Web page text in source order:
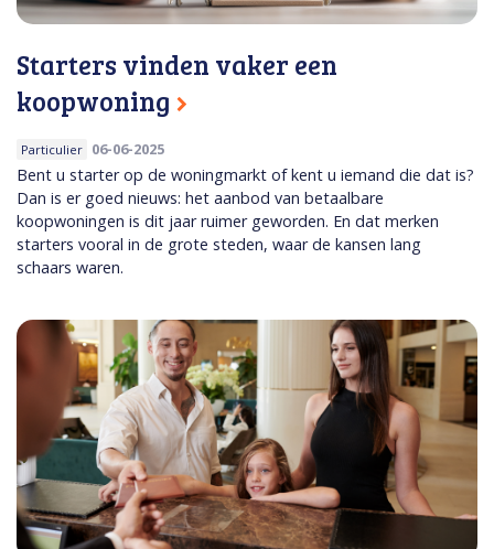
Starters vinden vaker een
koopwoning
Particulier 06-06-2025
Bent u starter op de woningmarkt of kent u iemand die dat is?
Dan is er goed nieuws: het aanbod van betaalbare
koopwoningen is dit jaar ruimer geworden. En dat merken
starters vooral in de grote steden, waar de kansen lang
schaars waren.